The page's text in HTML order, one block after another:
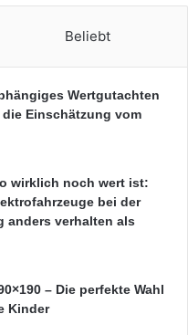
Beliebt
Wertgutachten
die Einschätzung vom
wirklich noch wert ist:
bei der
anders verhalten als
– Die perfekte Wahl
Kinder